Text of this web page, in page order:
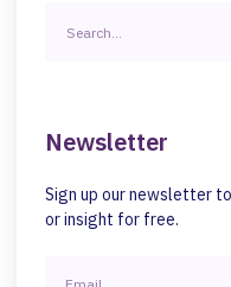
Newsletter
Sign up our newsletter
or insight for free.